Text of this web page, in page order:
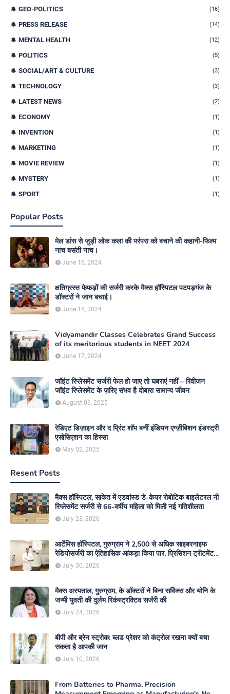
GEO-POLITICS (16)
PRESS RELEASE (14)
MENTAL HEALTH (12)
POLITICS (5)
SOCIAL/ART & CULTURE (3)
TECHNOLOGY (3)
LATEST NEWS (2)
ECONOMY (1)
INVENTION (1)
MARKETING (1)
MOVIE REVIEW (1)
MYSTERY (1)
SPORT (1)
Popular Posts
मेल डांस से जुड़ी लोक कला की परंपरा को बचाने की कहानी-फिल्म
नाच बसंती नाच।
June 16, 2024
क्षतिग्रस्त फेफड़ों की सर्जरी करके मैक्स हॉस्पिटल पटपड़गंज के
डॉक्टरों ने जान बचाई।
June 15, 2024
Vidyamandir Classes Celebrates Grand Success
of its meritorious students in NEET 2024
June 17, 2024
जॉइंट रिप्लेसमेंट सर्जरी फेल हो जाए तो घबराएं नहीं – रिवीजन
जॉइंट रिप्लेसमेंट के ज़रिए संभव है दोबारा सामान्य जीवन
August 06, 2025
रेडिएट डिज़ाइन और द प्रिंट शॉप बनीं इंडियन एग्ज़ीबिशन इंडस्ट्री
एसोसिएशन का हिस्सा
May 02, 2025
Resent Posts
मैक्स हॉस्पिटल, साकेत में एडवांस्ड डे-केयर रोबोटिक बाइलेटरल नी
रिप्लेसमेंट सर्जरी से 66-वर्षीय महिला को मिली नई गतिशीलता
July 23, 2026
आर्टेमिस हॉस्पिटल, गुरुग्राम ने 2,500 से अधिक साइबरनाइफ
रेडियोसर्जरी का ऐतिहासिक आंकड़ा किया पार, प्रिसिशन ट्रीटमेंट में
मजबूत की अपनी अग्रणी पहचान
July 30, 2026
मैक्स अस्पताल, गुरुग्राम, के डॉक्टरों ने बिना सर्विक्स और योनि के
जन्मी युवती की दुर्लभ रिकंस्ट्रक्टिव सर्जरी की
July 24, 2026
बीपी और ब्रेन स्ट्रोक: ब्लड प्रेशर को कंट्रोल रखना क्यों बचा
सकता है आपकी जान
July 10, 2026
From Batteries to Pharma, Precision